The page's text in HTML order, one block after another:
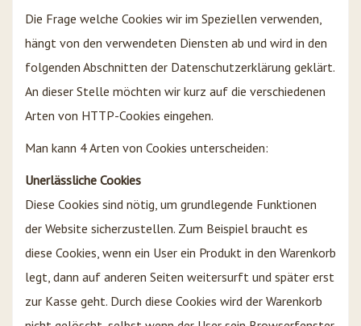
Die Frage welche Cookies wir im Speziellen verwenden,
hängt von den verwendeten Diensten ab und wird in den
folgenden Abschnitten der Datenschutzerklärung geklärt.
An dieser Stelle möchten wir kurz auf die verschiedenen
Arten von HTTP-Cookies eingehen.
Man kann 4 Arten von Cookies unterscheiden:
Unerlässliche Cookies
Diese Cookies sind nötig, um grundlegende Funktionen
der Website sicherzustellen. Zum Beispiel braucht es
diese Cookies, wenn ein User ein Produkt in den Warenkorb
legt, dann auf anderen Seiten weitersurft und später erst
zur Kasse geht. Durch diese Cookies wird der Warenkorb